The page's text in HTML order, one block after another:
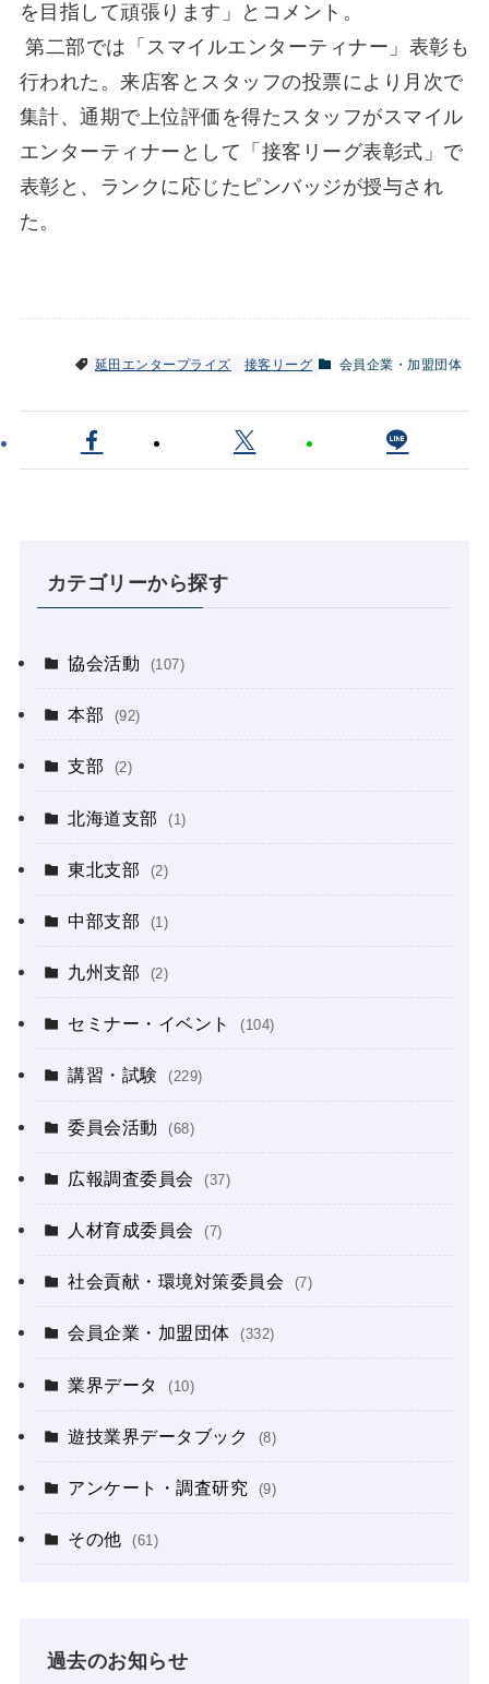
を目指して頑張ります」とコメント。
第二部では「スマイルエンターティナー」表彰も
行われた。来店客とスタッフの投票により月次で
集計、通期で上位評価を得たスタッフがスマイル
エンターティナーとして「接客リーグ表彰式」で
表彰と、ランクに応じたピンバッジが授与され
た。
会員企業・加盟団体
延田エンタープライズ 接客リーグ
カテゴリーから探す
協会活動 (107)
本部 (92)
支部 (2)
北海道支部 (1)
東北支部 (2)
中部支部 (1)
九州支部 (2)
セミナー・イベント (104)
講習・試験 (229)
委員会活動 (68)
広報調査委員会 (37)
人材育成委員会 (7)
社会貢献・環境対策委員会 (7)
会員企業・加盟団体 (332)
業界データ (10)
遊技業界データブック (8)
アンケート・調査研究 (9)
その他 (61)
過去のお知らせ